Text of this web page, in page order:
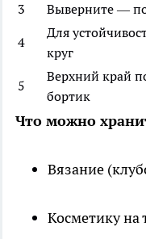
3
Выверните —
4
Для
круг
5
Верхний край
бортик
Что можно
Вязание
Косметику на